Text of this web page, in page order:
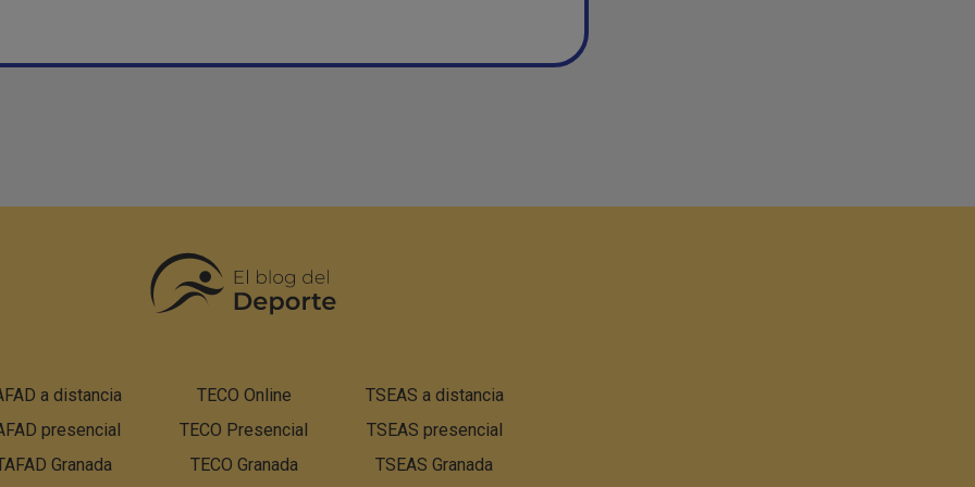
de
página:
Menú
a distancia
presencial
Granada
TECO Online
TECO Presencial
TECO Granada
TSEAS a distancia
TSEAS presencial
TSEAS Granada